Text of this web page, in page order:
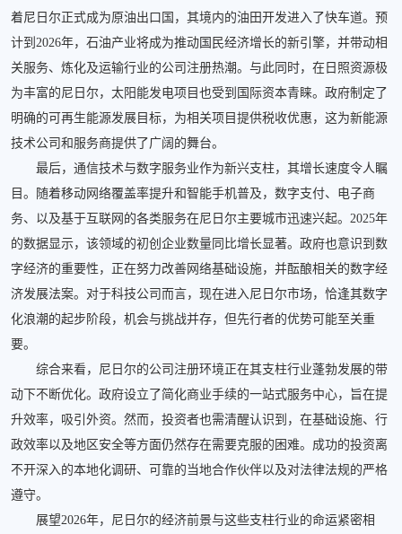
着尼日尔正式成为原油出口国，其境内的油田开发进入了快车道。预
计到2026年，石油产业将成为推动国民经济增长的新引擎，并带动相
关服务、炼化及运输行业的公司注册热潮。与此同时，在日照资源极
为丰富的尼日尔，太阳能发电项目也受到国际资本青睐。政府制定了
明确的可再生能源发展目标，为相关项目提供税收优惠，这为新能源
技术公司和服务商提供了广阔的舞台。
最后，通信技术与数字服务业作为新兴支柱，其增长速度令人瞩
目。随着移动网络覆盖率提升和智能手机普及，数字支付、电子商
务、以及基于互联网的各类服务在尼日尔主要城市迅速兴起。2025年
的数据显示，该领域的初创企业数量同比增长显著。政府也意识到数
字经济的重要性，正在努力改善网络基础设施，并酝酿相关的数字经
济发展法案。对于科技公司而言，现在进入尼日尔市场，恰逢其数字
化浪潮的起步阶段，机会与挑战并存，但先行者的优势可能至关重
要。
综合来看，尼日尔的公司注册环境正在其支柱行业蓬勃发展的带
动下不断优化。政府设立了简化商业手续的一站式服务中心，旨在提
升效率，吸引外资。然而，投资者也需清醒认识到，在基础设施、行
政效率以及地区安全等方面仍然存在需要克服的困难。成功的投资离
不开深入的本地化调研、可靠的当地合作伙伴以及对法律法规的严格
遵守。
展望2026年，尼日尔的经济前景与这些支柱行业的命运紧密相